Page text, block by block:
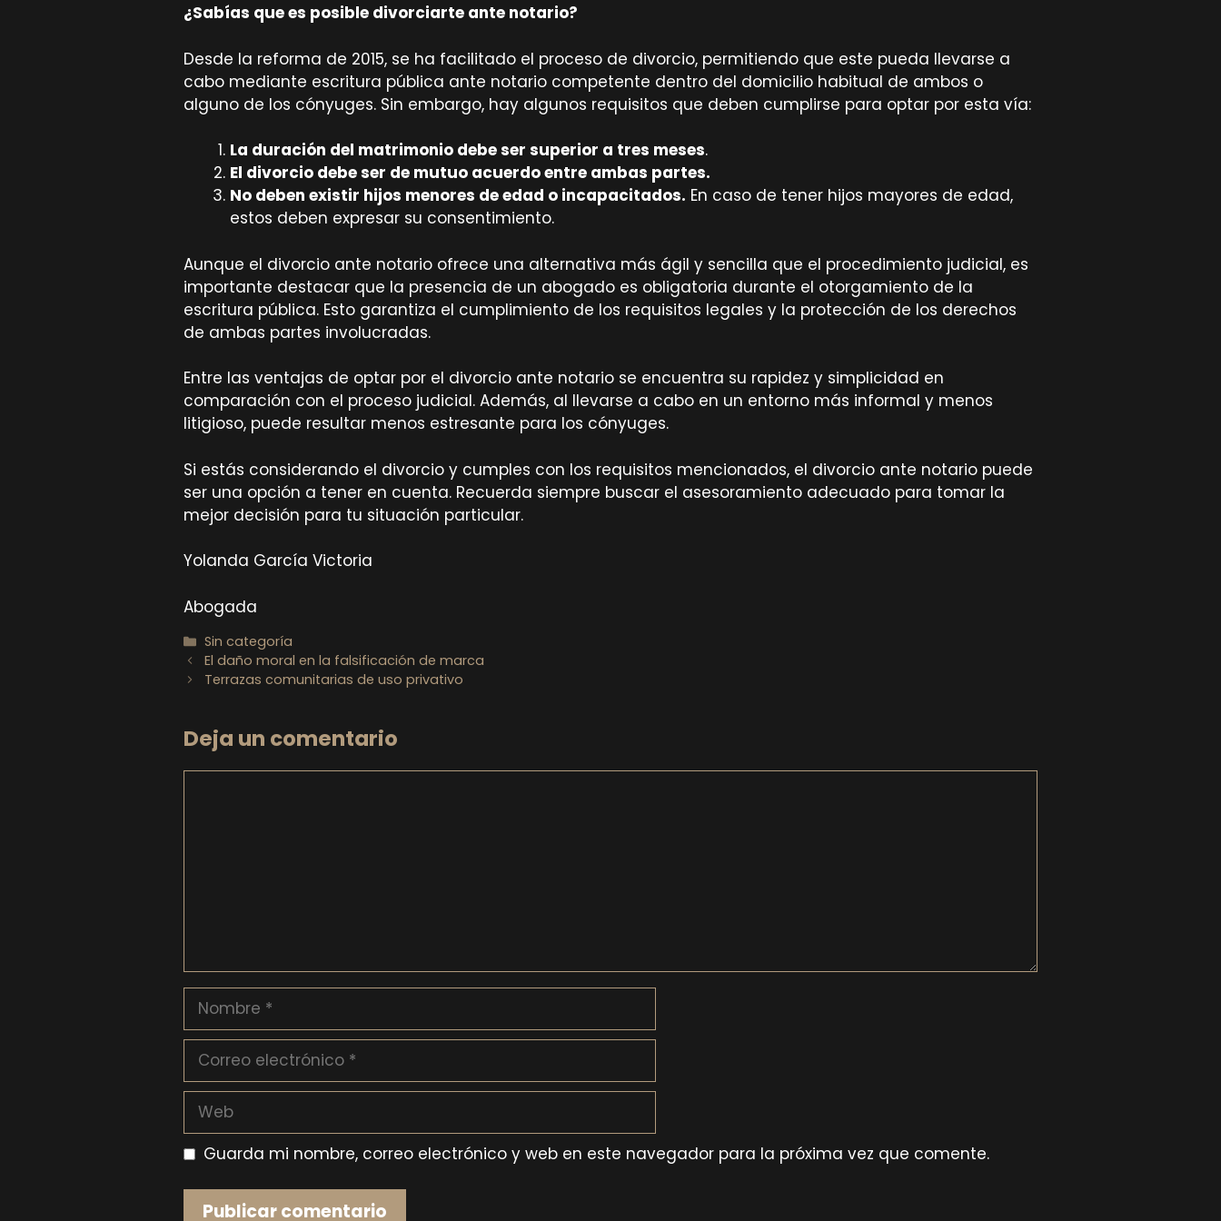
¿Sabías que es posible divorciarte ante notario?
Desde la reforma de 2015, se ha facilitado el proceso de divorcio, permitiendo que este pueda llevarse a
cabo mediante escritura pública ante notario competente dentro del domicilio habitual de ambos o
alguno de los cónyuges. Sin embargo, hay algunos requisitos que deben cumplirse para optar por esta vía:
La duración del matrimonio debe ser superior a tres meses.
El divorcio debe ser de mutuo acuerdo entre ambas partes.
No deben existir hijos menores de edad o incapacitados. En caso de tener hijos mayores de edad,
estos deben expresar su consentimiento.
Aunque el divorcio ante notario ofrece una alternativa más ágil y sencilla que el procedimiento judicial, es
importante destacar que la presencia de un abogado es obligatoria durante el otorgamiento de la
escritura pública. Esto garantiza el cumplimiento de los requisitos legales y la protección de los derechos
de ambas partes involucradas.
Entre las ventajas de optar por el divorcio ante notario se encuentra su rapidez y simplicidad en
comparación con el proceso judicial. Además, al llevarse a cabo en un entorno más informal y menos
litigioso, puede resultar menos estresante para los cónyuges.
Si estás considerando el divorcio y cumples con los requisitos mencionados, el divorcio ante notario puede
ser una opción a tener en cuenta. Recuerda siempre buscar el asesoramiento adecuado para tomar la
mejor decisión para tu situación particular.
Yolanda García Victoria
Abogada
Categorías
Sin categoría
El daño moral en la falsificación de marca
Terrazas comunitarias de uso privativo
Deja un comentario
Nombre
Correo
electrónico
Web
Guarda mi nombre, correo electrónico y web en este navegador para la próxima vez que comente.